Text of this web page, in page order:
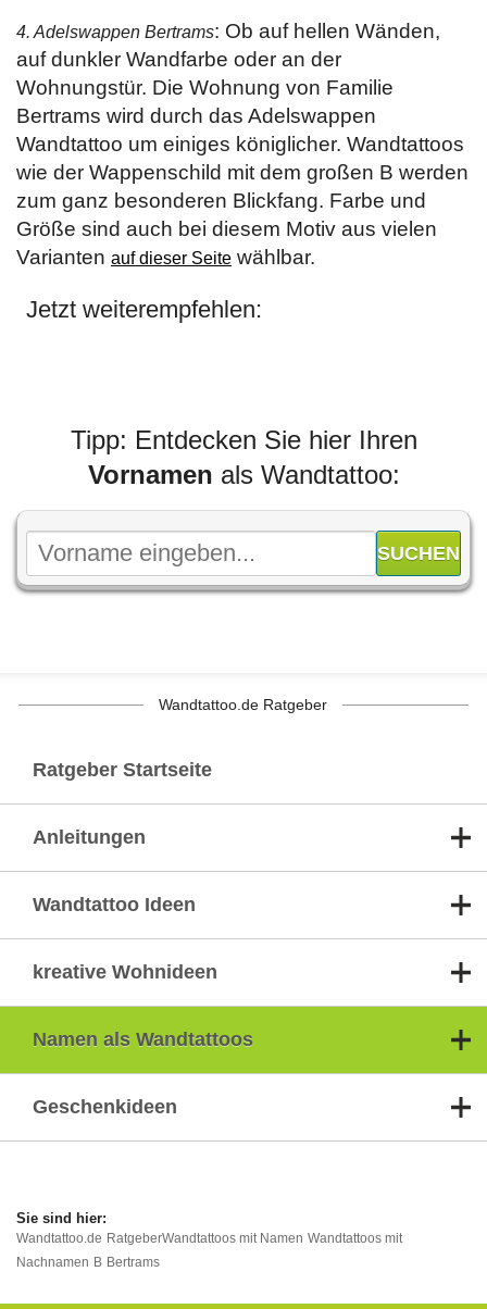
4. Adelswappen Bertrams: Ob auf hellen Wänden,
auf dunkler Wandfarbe oder an der
Wohnungstür. Die Wohnung von Familie
Bertrams wird durch das Adelswappen
Wandtattoo um einiges königlicher. Wandtattoos
wie der Wappenschild mit dem großen B werden
zum ganz besonderen Blickfang. Farbe und
Größe sind auch bei diesem Motiv aus vielen
Varianten auf dieser Seite wählbar.
Jetzt weiterempfehlen:
Tipp: Entdecken Sie hier Ihren
Vornamen als Wandtattoo:
Wandtattoo.de Ratgeber
Ratgeber Startseite
Anleitungen
Wandtattoo Ideen
kreative Wohnideen
Namen als Wandtattoos
Geschenkideen
Wandtattoo.de RatgeberWandtattoos mit Namen Wandtattoos mit
Nachnamen B Bertrams